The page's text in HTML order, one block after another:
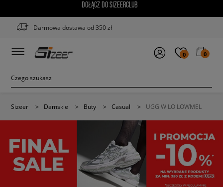
DOŁĄCZ DO SIZEERCLUB
Darmowa dostawa od 350 zł
0 0
Sizeer > Damskie > Buty > Casual > UGG W LO LOWMEL